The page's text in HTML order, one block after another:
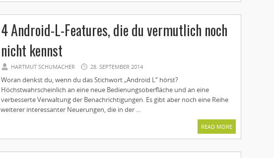
4 Android-L-Features, die du vermutlich noch
nicht kennst
HARTMUT SCHUMACHER 28. SEPTEMBER 2014
Woran denkst du, wenn du das Stichwort „Android L“ hörst?
Höchstwahrscheinlich an eine neue Bedienungsoberfläche und an eine
verbesserte Verwaltung der Benachrichtigungen. Es gibt aber noch eine Reihe
weiterer interessanter Neuerungen, die in der ...
READ MORE